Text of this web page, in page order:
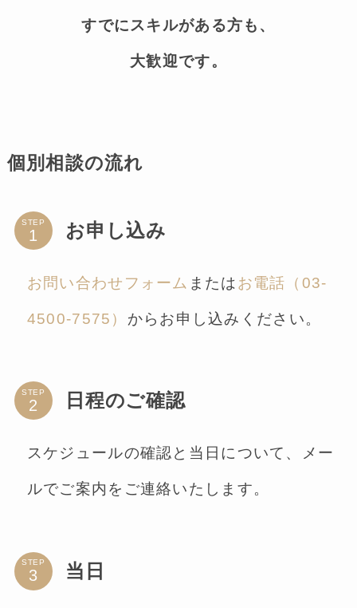
すでにスキルがある方も、
大歓迎です。
個別相談の流れ
STEP お申し込み
お問い合わせフォーム または お電話（03-
4500-7575） からお申し込みください。
STEP 日程のご確認
スケジュールの確認と当日について、メー
ルでご案内をご連絡いたします。
STEP 当日